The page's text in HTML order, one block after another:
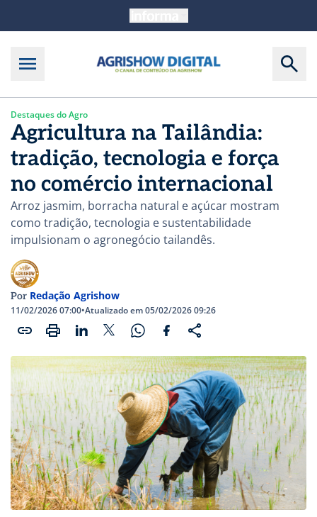
Destaques do Agro
Agricultura na Tailândia:
tradição, tecnologia e força
no comércio internacional
Arroz jasmim, borracha natural e açúcar mostram
como tradição, tecnologia e sustentabilidade
impulsionam o agronegócio tailandês.
Por Redação Agrishow
11/02/2026 07:00•Atualizado em 05/02/2026 09:26